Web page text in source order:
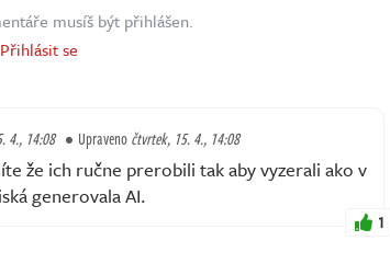
musíš být přihlášen.
Přihlásit se
4., 14:08 Upravenočtvrtek, 15. 4., 14:08
že ich ručne prerobili tak aby vyzerali ako v
generovala AI.
1